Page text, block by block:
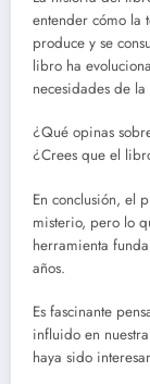
entender cómo la
produce y se
libro ha
necesidades de
¿Qué opinas
¿Crees que el
En conclusión, el
misterio, pero lo
herramienta
años.
Es fascinante
influido en
haya sido